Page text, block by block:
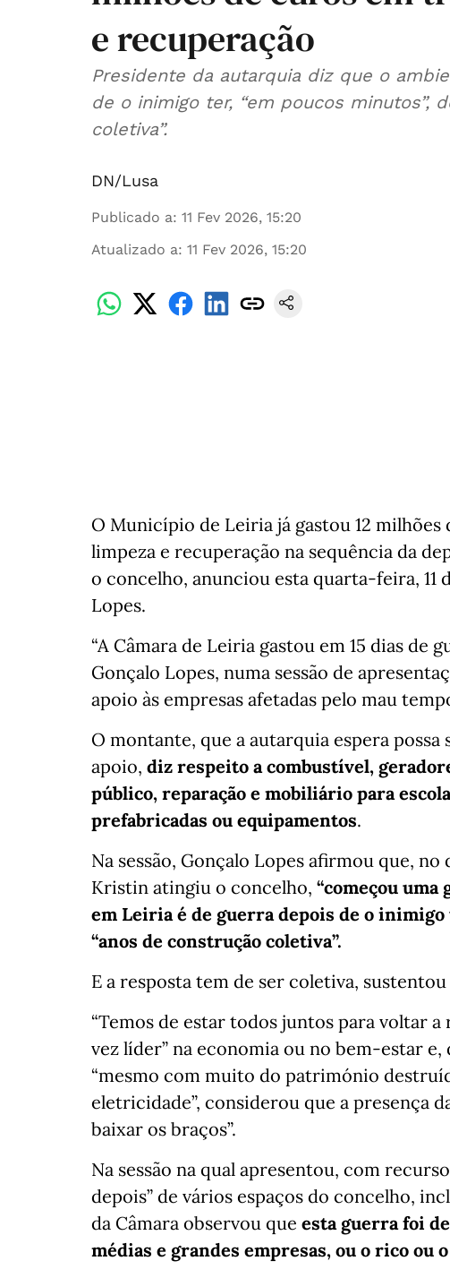
e recuperação
Presidente da autarquia diz que o
de o inimigo ter, “em poucos minutos”,
coletiva”.
DN/Lusa
Publicado a: 11 Fev 2026, 15:20
Atualizado a: 11 Fev 2026, 15:20
O Município de Leiria já gastou 12 milhões
limpeza e recuperação na sequência da
o concelho, anunciou esta quarta-feira, 11
Lopes.
“A Câmara de Leiria gastou em 15 dias de
Gonçalo Lopes, numa sessão de
apoio às empresas afetadas pelo mau
O montante, que a autarquia espera
apoio, diz respeito a combustível,
público, reparação e mobiliário para
prefabricadas ou equipamentos.
Na sessão, Gonçalo Lopes afirmou que,
Kristin atingiu o concelho, “começou uma
em Leiria é de guerra depois de o
“anos de construção coletiva”.
E a resposta tem de ser coletiva,
“Temos de estar todos juntos para voltar
vez líder” na economia ou no bem-estar
“mesmo com muito do património
eletricidade”, considerou que a presença
baixar os braços”.
Na sessão na qual apresentou, com
depois” de vários espaços do concelho,
da Câmara observou que esta guerra foi
médias e grandes empresas, ou o rico ou